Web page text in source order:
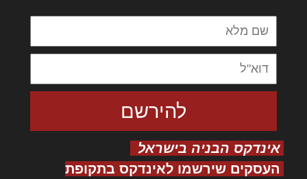
אינדקס הבניה בישראל
העסקים שירשמו לאינדקס בתקופת